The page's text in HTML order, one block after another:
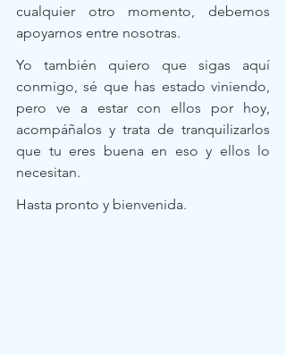
cualquier otro momento, debemos
apoyarnos entre nosotras.
Yo también quiero que sigas aquí
conmigo, sé que has estado viniendo,
pero ve a estar con ellos por hoy,
acompáñalos y trata de tranquilizarlos
que tu eres buena en eso y ellos lo
necesitan.
Hasta pronto y bienvenida.